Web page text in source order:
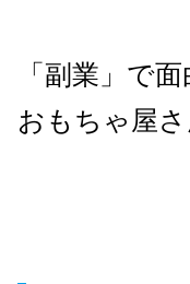
「副業」で
おもちゃ屋